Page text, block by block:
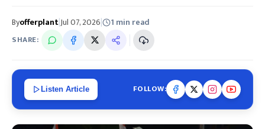
Byofferplant|Jul 07, 2026| 1 min read
SHARE:
Listen Article FOLLOW: